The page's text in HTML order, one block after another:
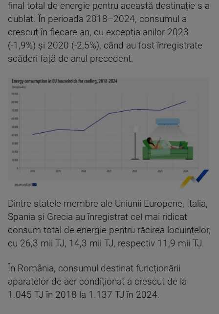
final total de energie pentru această destinație s-a
dublat. În perioada 2018–2024, consumul a
crescut în fiecare an, cu excepția anilor 2023
(-1,9%) și 2020 (-2,5%), când au fost înregistrate
scăderi față de anul precedent.
Dintre statele membre ale Uniunii Europene, Italia,
Spania și Grecia au înregistrat cel mai ridicat
consum total de energie pentru răcirea locuințelor,
cu 26,3 mii TJ, 14,3 mii TJ, respectiv 11,9 mii TJ.
În România, consumul destinat funcționării
aparatelor de aer condiționat a crescut de la
1.045 TJ în 2018 la 1.137 TJ în 2024.